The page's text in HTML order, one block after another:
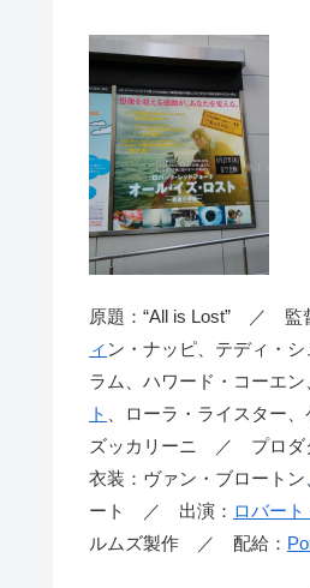
原題：“All is Lost” ／ 監
ィ ン・ナッピ、テディ・
ラム、ハワード・コーエ
ト
、ローラ・ライスタ
ズッカリーニ ／ プロダ
衣装：ヴァン・ブロートン
ート ／ 出演： ロバー
ルムズ製作 ／ 配給：